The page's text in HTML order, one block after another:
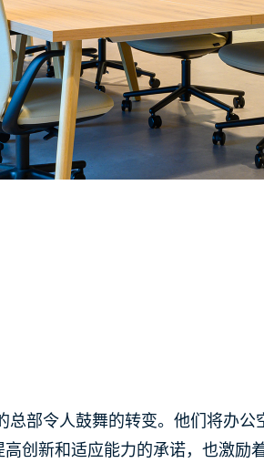
总部令人鼓舞的转变。他们将办公
高创新和适应能力的承诺，也激励